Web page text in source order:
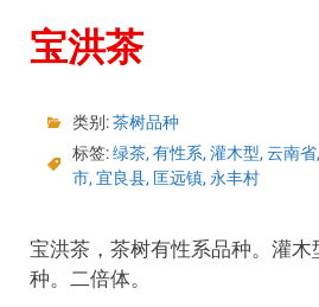
宝洪茶
类别:茶树品种
标签:绿茶, 有性系, 灌木型, 云南省,
市, 宜良县, 匡远镇, 永丰村
宝洪茶，茶树有性系品种。灌木
种。二倍体。